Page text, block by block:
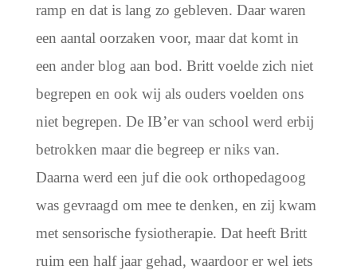
ramp en dat is lang zo gebleven. Daar waren
een aantal oorzaken voor, maar dat komt in
een ander blog aan bod. Britt voelde zich niet
begrepen en ook wij als ouders voelden ons
niet begrepen. De IB’er van school werd erbij
betrokken maar die begreep er niks van.
Daarna werd een juf die ook orthopedagoog
was gevraagd om mee te denken, en zij kwam
met sensorische fysiotherapie. Dat heeft Britt
ruim een half jaar gehad, waardoor er wel iets